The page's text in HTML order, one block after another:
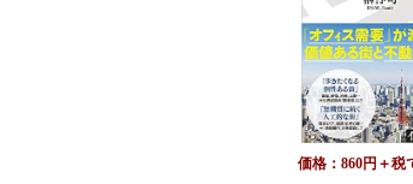
価格：860円＋税